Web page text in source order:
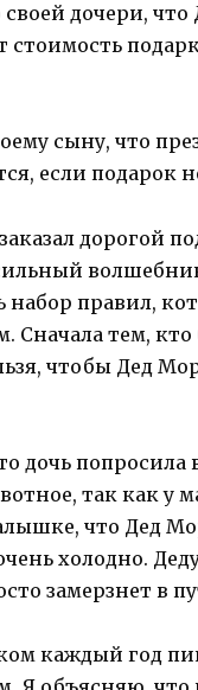
дочери,
стоимость
сыну, что
если подарок
дорогой
набор правил,
Сначала тем,
чтобы Дед
дочь
так как у
что Дед
холодно.
замерзнет в
каждый год